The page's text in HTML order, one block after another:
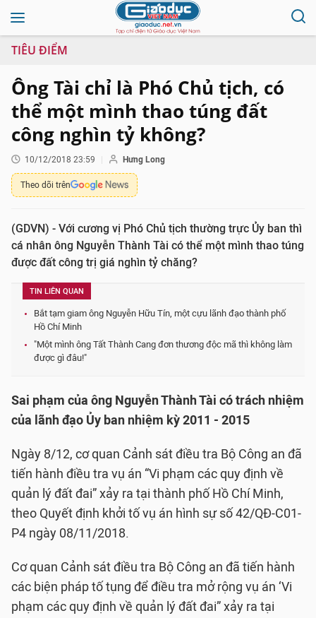
TIÊU ĐIỂM
Ông Tài chỉ là Phó Chủ tịch, có
thể một mình thao túng đất
công nghìn tỷ không?
10/12/2018 23:59 Hưng Long
Theo dõi trên
(GDVN) - Với cương vị Phó Chủ tịch thường trực Ủy ban thì
cá nhân ông Nguyễn Thành Tài có thể một mình thao túng
được đất công trị giá nghìn tỷ chăng?
TIN LIÊN QUAN
Bắt tạm giam ông Nguyễn Hữu Tín, một cựu lãnh đạo thành phố
Hồ Chí Minh
"Một mình ông Tất Thành Cang đơn thương độc mã thì không làm
được gì đâu!"
Sai phạm của ông Nguyễn Thành Tài có trách nhiệm
của lãnh đạo Ủy ban nhiệm kỳ 2011 - 2015
Ngày 8/12, cơ quan Cảnh sát điều tra Bộ Công an đã
tiến hành điều tra vụ án “Vi phạm các quy định về
quản lý đất đai” xảy ra tại thành phố Hồ Chí Minh,
theo Quyết định khởi tố vụ án hình sự số 42/QĐ-C01-
P4 ngày 08/11/2018.
Cơ quan Cảnh sát điều tra Bộ Công an đã tiến hành
các biện pháp tố tụng để điều tra mở rộng vụ án ‘Vi
phạm các quy định về quản lý đất đai” xảy ra tại